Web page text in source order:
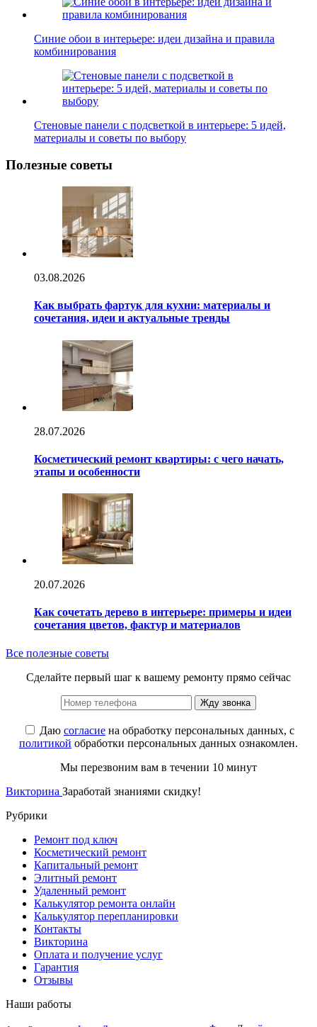
Синие обои в интерьере: идеи дизайна и правила
комбинирования
Стеновые панели с подсветкой в интерьере: 5 идей,
материалы и советы по выбору
Полезные советы
03.08.2026
Как выбрать фартук для кухни: материалы и
сочетания, идеи и актуальные тренды
28.07.2026
Косметический ремонт квартиры: с чего начать,
этапы и особенности
20.07.2026
Как сочетать дерево в интерьере: примеры и идеи
сочетания цветов, фактур и материалов
Все полезные советы
Сделайте первый шаг к вашему ремонту прямо сейчас
Жду звонка
Даю согласие на обработку персональных данных, с
политикой обработки персональных данных ознакомлен.
Мы перезвоним вам в течении 10 минут
Викторина Заработай знаниями скидку!
Рубрики
Ремонт под ключ
Косметический ремонт
Капитальный ремонт
Элитный ремонт
Удаленный ремонт
Калькулятор ремонта онлайн
Калькулятор перепланировки
Контакты
Викторина
Оплата и получение услуг
Гарантия
Отзывы
Наши работы